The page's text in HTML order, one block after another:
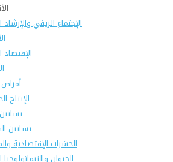
الإجتماع الريفي والإرشاد
الإقتصاد
أمراض
الإنتاج
بساتين
الحشرات الإقتصادية
الحيوان والنيماتولوجيا